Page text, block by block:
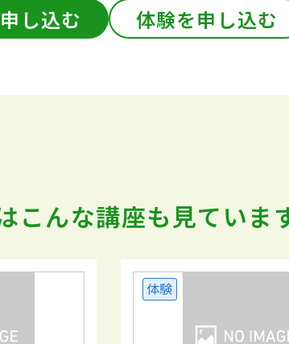
し込む 体験を申し込む
こんな講座も見ていま
体験